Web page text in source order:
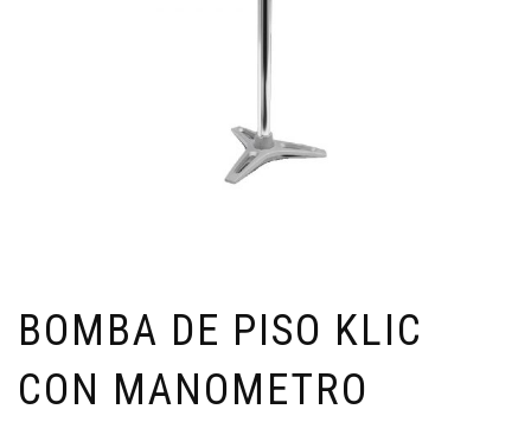
BOMBA DE PISO KLIC
CON MANOMETRO